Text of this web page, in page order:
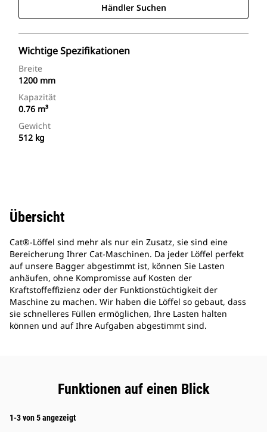
Händler Suchen
Wichtige Spezifikationen
Breite
1200 mm
Kapazität
0.76 m³
Gewicht
512 kg
Übersicht
Cat®-Löffel sind mehr als nur ein Zusatz, sie sind eine
Bereicherung Ihrer Cat-Maschinen. Da jeder Löffel perfekt
auf unsere Bagger abgestimmt ist, können Sie Lasten
anhäufen, ohne Kompromisse auf Kosten der
Kraftstoffeffizienz oder der Funktionstüchtigkeit der
Maschine zu machen. Wir haben die Löffel so gebaut, dass
sie schnelleres Füllen ermöglichen, Ihre Lasten halten
können und auf Ihre Aufgaben abgestimmt sind.
Funktionen auf einen Blick
1-3 von 5 angezeigt